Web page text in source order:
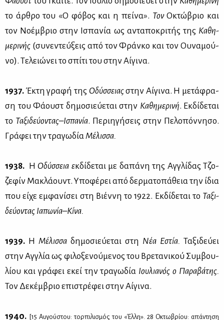
το άρ­θρο του «Ο φό­βος και η πεί­να». ΤονΟκτώ­βριο και
τον Νο­έμ­βριο στην Ισπα­νία ως αντα­πο­κρι­τής της Κα­θη­
με­ρι­νής (συ­νε­ντεύ­ξεις από τον Φράν­κο και τον Ου­να­μού­
νο). Τε­λειώ­νει το σπί­τι του στην Αί­γι­να.
1937. Έκτη γρα­φή της Οδύσ­σειαςστην Αί­γι­να. Η με­τά­φρα­
ση του Φά­ουστ δη­μο­σιεύ­ε­ται στην Κα­θη­με­ρι­νή. Εκ­δί­δε­ται
το Τα­ξι­δεύ­ο­ντας–Ισπα­νία. Πε­ρι­η­γή­σεις στην Πε­λο­πόν­νη­σο.
Γρά­φει την τρα­γω­δίαΜέ­λισ­σα.
1938. Η Οδύσ­σεια εκδί­δε­ται με δα­πά­νη της Αγ­γλί­δας Τζο­
ζε­φίν Μα­κλά­ουντ. Υπο­φέ­ρει από δερ­μα­το­πά­θεια την ίδια
που εί­χε εμ­φα­νί­σει στη Βιέν­νη το 1922. Εκ­δί­δε­ται το Τα­ξι­
δεύ­ο­ντας Ια­πω­νία–Κί­να.
1939. Η Μέ­λισ­σα δη­μο­σιεύ­ε­ται στη Νέα Εστία. Τα­ξι­δεύ­ει
στην Αγ­γλία ως φι­λο­ξε­νού­με­νος του Βρε­τα­νι­κού Συμ­βου­
λί­ου και γρά­φει εκεί την τρα­γω­δία Ιου­λια­νός ο Πα­ρα­βά­της.
Τον Δε­κέμ­βριο επι­στρέ­φει στην Αί­γι­να.
1940. [15 Αυ­γού­στου: τορ­πι­λι­σμός του «Έλ­λη». 28 Οκτω­βρί­ου: απά­ντη­ση